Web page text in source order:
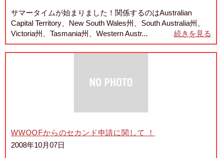
サマータイムが始まりました！関係するのはAustralian
Capital Territory、New South Wales州、South Australia州、
Victoria州、Tasmania州、Western Austr...
続きを見る
WWOOFからのセカンド申請に関して ！
2008年10月07日